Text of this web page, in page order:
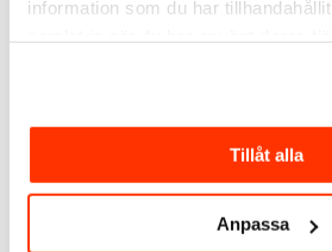
information som du har
Tillåt alla
Anpassa
leads. Inklusive mina bästa mallar och
hemliga vapnet för framgång på
Masterclass.”> – Peter Bjellerup.